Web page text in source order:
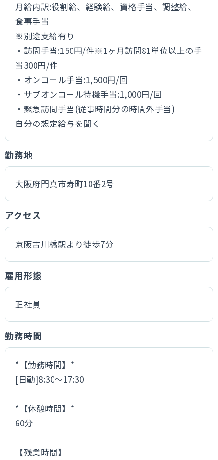
月給内訳:役割給、経験給、資格手当、調整給、
食事手当
※別途支給有り
・訪問手当:150円/件※1ヶ月訪問81単位以上の手
当300円/件
・オンコール手当:1,500円/回
・サブオンコール待機手当:1,000円/回
・緊急訪問手当(従事時間分の時間外手当)
自分の想定給与を聞く
勤務地
大阪府門真市寿町10番2号
アクセス
京阪古川橋駅より徒歩7分
雇用形態
正社員
勤務時間
*【勤務時間】*
[日勤]8:30～17:30
*【休憩時間】*
60分
【残業時間】